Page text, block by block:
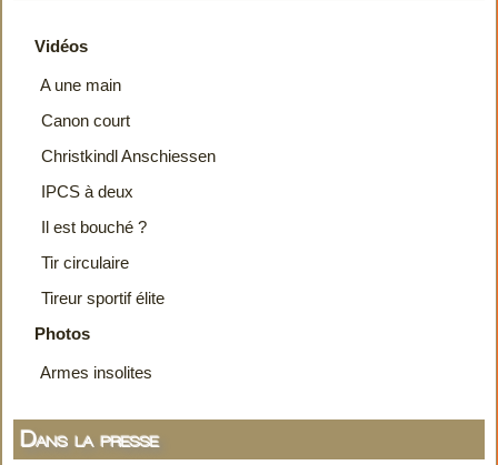
Vidéos
A une main
Canon court
Christkindl Anschiessen
IPCS à deux
Il est bouché ?
Tir circulaire
Tireur sportif élite
Photos
Armes insolites
Dans la presse